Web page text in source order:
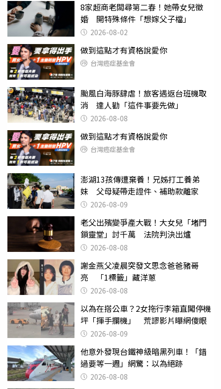
8家超商老闆尋第二春！她帶女兒徵
婚 開特殊條件「想嫁父子檔」
2026-08-02
做到這點才有資格說愛你
台灣癌症基金會
颱風白海豚肆虐！旅客遇返台班機取
消 達人勸「這件事要先做」
2026-08-08
做到這點才有資格說愛你
台灣癌症基金會
澎湖13孩傳遭棄養！兄姊打工養弟
妹 父母疑帶走證件、補助款離家
2026-08-09
老父出殯變爭產大戰！大女兒「堵門
鎖靈堂」討千萬 法院判決出爐
2026-08-08
謝金燕父凌晨突發文思念爸爸豬哥
亮 「1標籤」藏洋蔥
2026-08-08
以為在搭公車？2女拖行李箱直闖停機
坪「揮手攔機」 荒謬影片曝網傻眼
2026-08-09
他意外發現台鐵神級暗黑列車！「錯
過要等一週」網驚：以為絕跡
2026-08-08